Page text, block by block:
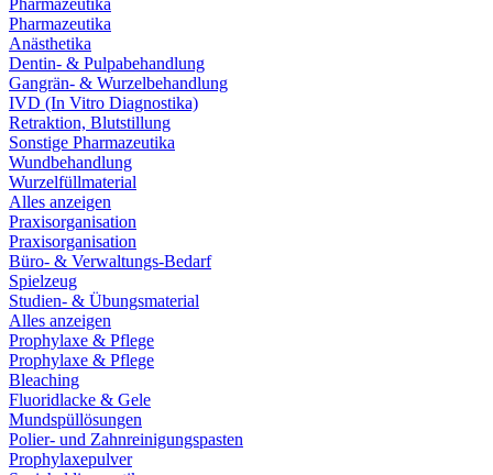
Pharmazeutika
Pharmazeutika
Anästhetika
Dentin- & Pulpabehandlung
Gangrän- & Wurzelbehandlung
IVD (In Vitro Diagnostika)
Retraktion, Blutstillung
Sonstige Pharmazeutika
Wundbehandlung
Wurzelfüllmaterial
Alles anzeigen
Praxisorganisation
Praxisorganisation
Büro- & Verwaltungs-Bedarf
Spielzeug
Studien- & Übungsmaterial
Alles anzeigen
Prophylaxe & Pflege
Prophylaxe & Pflege
Bleaching
Fluoridlacke & Gele
Mundspüllösungen
Polier- und Zahnreinigungspasten
Prophylaxepulver